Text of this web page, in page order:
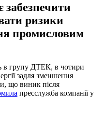
забезпечити
ризики
промисловим
в групу ДТЕК, в чотири
задля зменшення
що виник після
пресслужба компанії у